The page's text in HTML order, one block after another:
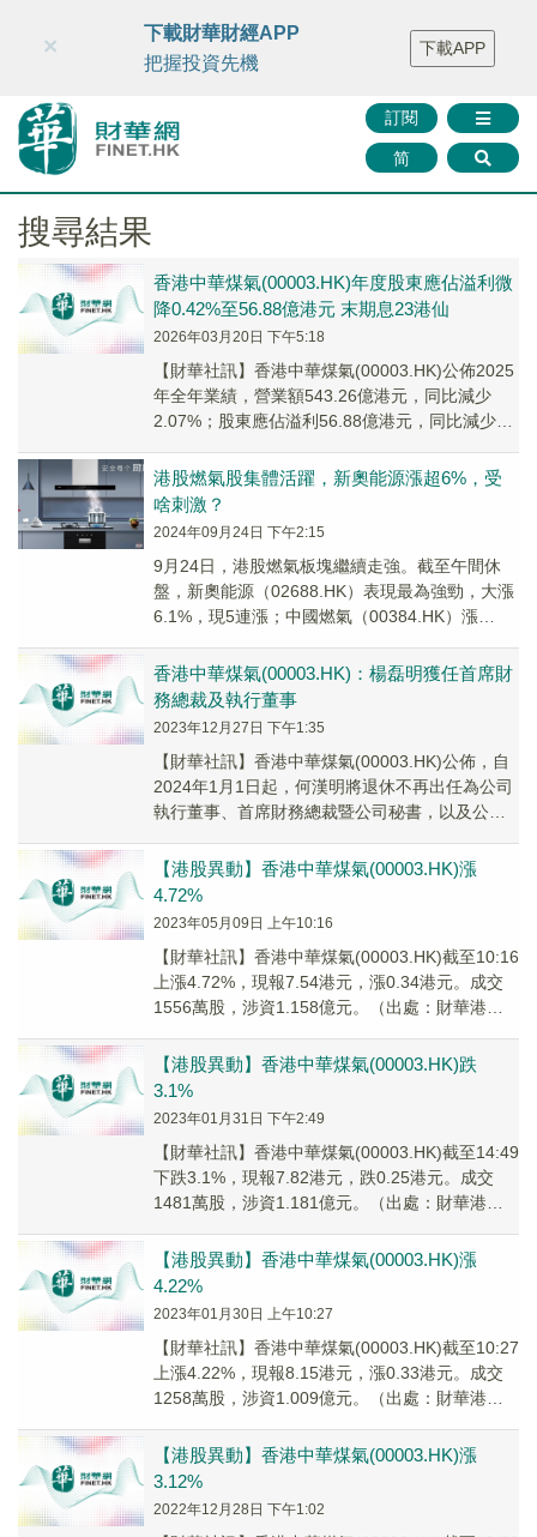
財華智庫網 FINTV FINMETA 財華證券 媒體矩陣
智庫沙龍
聯絡我們
訂閱
简
×
下載財華財經APP
把握投資先機
下載APP
搜尋結果
香港中華煤氣(00003.HK)年度股東應佔溢利微
降0.42%至56.88億港元 末期息23港仙
2026年03月20日 下午5:18
​【財華社訊】香港中華煤氣(00003.HK)公佈2025
年全年業績，營業額543.26億港元，同比減少
2.07%；股東應佔溢利56.88億港元，同比減少
港股燃氣股集體活躍，新奧能源漲超6%，受
啥刺激？
2024年09月24日 下午2:15
9月24日，港股燃氣板塊繼續走強。截至午間休
盤，新奧能源（02688.HK）表現最為強勁，大漲
6.1%，現5連漲；中國燃氣（00384.HK）漲
香港中華煤氣(00003.HK)：楊磊明獲任首席財
務總裁及執行董事
2023年12月27日 下午1:35
【財華社訊】香港中華煤氣(00003.HK)公佈，自
2024年1月1日起，何漢明將退休不再出任為公司
執行董事、首席財務總裁暨公司秘書，以及公司
【港股異動】香港中華煤氣(00003.HK)漲
4.72%
2023年05月09日 上午10:16
【財華社訊】香港中華煤氣(00003.HK)截至10:16
上漲4.72%，現報7.54港元，漲0.34港元。成交
1556萬股，涉資1.158億元。（出處：財華港股
【港股異動】香港中華煤氣(00003.HK)跌
3.1%
2023年01月31日 下午2:49
【財華社訊】香港中華煤氣(00003.HK)截至14:49
下跌3.1%，現報7.82港元，跌0.25港元。成交
1481萬股，涉資1.181億元。（出處：財華港股
【港股異動】香港中華煤氣(00003.HK)漲
4.22%
2023年01月30日 上午10:27
【財華社訊】香港中華煤氣(00003.HK)截至10:27
上漲4.22%，現報8.15港元，漲0.33港元。成交
1258萬股，涉資1.009億元。（出處：財華港股
【港股異動】香港中華煤氣(00003.HK)漲
3.12%
2022年12月28日 下午1:02